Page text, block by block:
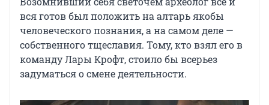
вся готов был положить на алтарь якобы
человеческого познания, а на самом деле —
собственного тщеславия. Тому, кто взял его в
команду Лары Крофт, стоило бы всерьез
задуматься о смене деятельности.